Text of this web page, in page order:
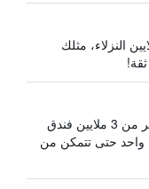
النزلاء، مثلك
يبحث HotelsCombined في أكثر من 3 ملايين فندق
واحد حتى تتمكن من